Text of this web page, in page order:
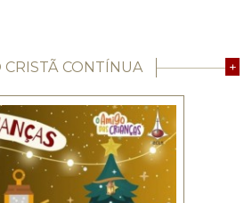
CRISTÃ CONTÍNUA +